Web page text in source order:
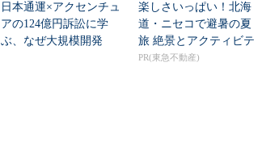
日本通運×アクセンチュ
アの124億円訴訟に学
ぶ、なぜ大規模開発
楽しさいっぱい！北海
道・ニセコで避暑の夏
旅 絶景とアクティビテ
ィが揃う「ニセコ東...
PR(東急不動産)